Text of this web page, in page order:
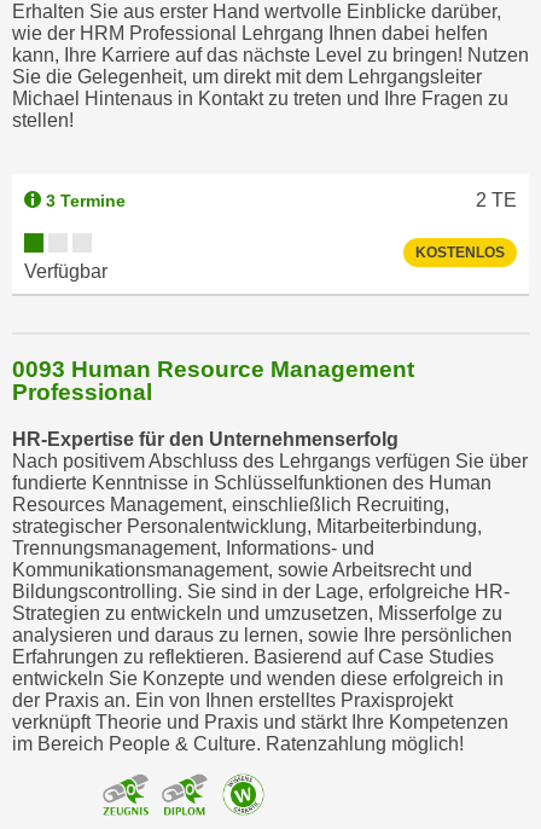
Erhalten Sie aus erster Hand wertvolle Einblicke darüber,
wie der HRM Professional Lehrgang Ihnen dabei helfen
kann, Ihre Karriere auf das nächste Level zu bringen! Nutzen
Sie die Gelegenheit, um direkt mit dem Lehrgangsleiter
Michael Hintenaus in Kontakt zu treten und Ihre Fragen zu
stellen!
3 Termine 2 TE
Verfügbar
KOSTENLOS
0093 Human Resource Management
Professional
HR-Expertise für den Unternehmenserfolg
Nach positivem Abschluss des Lehrgangs verfügen Sie über
fundierte Kenntnisse in Schlüsselfunktionen des Human
Resources Management, einschließlich Recruiting,
strategischer Personalentwicklung, Mitarbeiterbindung,
Trennungsmanagement, Informations- und
Kommunikationsmanagement, sowie Arbeitsrecht und
Bildungscontrolling. Sie sind in der Lage, erfolgreiche HR-
Strategien zu entwickeln und umzusetzen, Misserfolge zu
analysieren und daraus zu lernen, sowie Ihre persönlichen
Erfahrungen zu reflektieren. Basierend auf Case Studies
entwickeln Sie Konzepte und wenden diese erfolgreich in
der Praxis an. Ein von Ihnen erstelltes Praxisprojekt
verknüpft Theorie und Praxis und stärkt Ihre Kompetenzen
im Bereich People & Culture. Ratenzahlung möglich!